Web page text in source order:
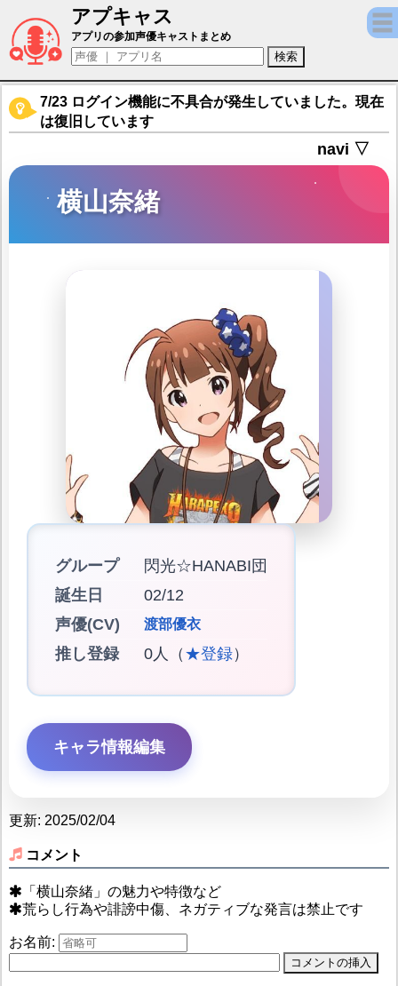
アプキャス
横山奈緒（声優：渡部優衣)【アイドルマス
アプリの参加声優キャストまとめ
7/23 ログイン機能に不具合が発生していました。現在
は復旧しています
navi ▽
横山奈緒
グループ
閃光☆HANABI団
誕生日
02/12
声優(CV)
渡部優衣
推し登録 0人（ ★登録）
キャラ情報編集
更新: 2025/02/04
コメント
「横山奈緒」の魅力や特徴など
荒らし行為や誹謗中傷、ネガティブな発言は禁止です
お名前: